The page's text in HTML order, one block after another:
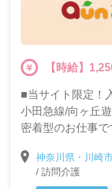
【時給】
■当サイト限定！
小田急線/向ヶ丘
密着型のお仕事で
神奈川県・川崎
/ 訪問介護